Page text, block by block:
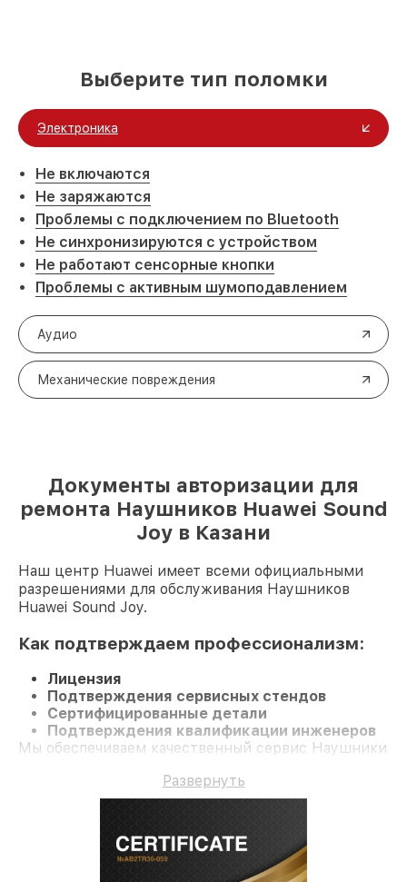
Выберите тип поломки
Электроника
Не включаются
Не заряжаются
Проблемы с подключением по Bluetooth
Не синхронизируются с устройством
Не работают сенсорные кнопки
Проблемы с активным шумоподавлением
Аудио
Механические повреждения
Документы авторизации для
ремонта Наушников Huawei Sound
Joy в Казани
Наш центр Huawei имеет всеми официальными
разрешениями для обслуживания Наушников
Huawei Sound Joy.
Как подтверждаем профессионализм:
Лицензия
Подтверждения сервисных стендов
Сертифицированные детали
Подтверждения квалификации инженеров
Мы обеспечиваем качественный сервис Наушники
Развернуть